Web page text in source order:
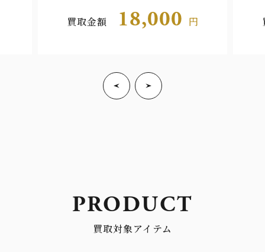
買取金額 18,000 円
PRODUCT
買取対象アイテム